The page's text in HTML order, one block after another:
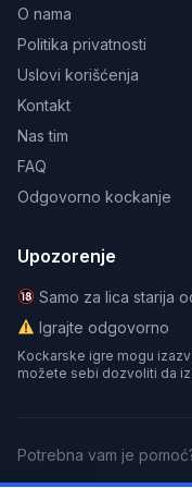
O nama
Politika privatnosti
Uslovi korišćenja
Kontakt
Nas tim
FAQ
Odgovorno kockanje
Upozorenje
Samo za lica starija
Igrajte odgovorno
Kockarske igre mogu
možete sebi dozvoliti da
Potrebna vam je